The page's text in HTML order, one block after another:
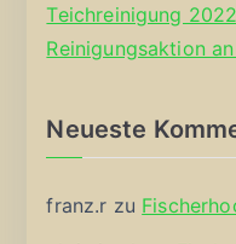
Teichreinigung 2022
Reinigungsaktion
Neueste
franz.r zu